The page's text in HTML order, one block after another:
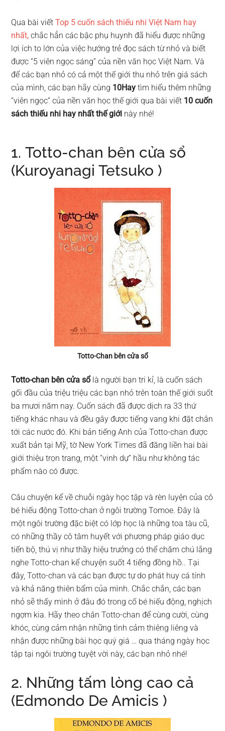
Qua bài viếtTop 5 cuốn sách thiếu nhi Việt Nam hay
nhất,chắc hẳn các bậc phụ huynh đã hiểu được những
lợi ích to lớn của việc hướng trẻ đọc sách từ nhỏ và biết
được “5 viên ngọc sáng” của nền văn học Việt Nam. Và
để các bạn nhỏ có cả một thế giới thu nhỏ trên giá sách
của mình, các bạn hãy cùng 10Haytìm hiểu thêm những
“viên ngọc” của nền văn học thế giới qua bài viết 10 cuốn
sách thiếu nhi hay nhất thế giới này nhé!
1. Totto-chan bên cửa sổ
(Kuroyanagi Tetsuko )
Totto-Chan bên cửa sổ
Totto-chan bên cửa sổlà người bạn tri kỉ, là cuốn sách
gối đầu của triệu triệu các bạn nhỏ trên toàn thế giới suốt
ba mươi năm nay. Cuốn sách đã được dịch ra 33 thứ
tiếng khác nhau và đều gây được tiếng vang khi đặt chân
tới các nước đó. Khi bản tiếng Anh của Totto-chan được
xuất bản tại Mỹ, tờ New York Times đã đăng liền hai bài
giới thiệu trọn trang, một “vinh dự” hầu như không tác
phẩm nào có được.
Câu chuyện kể về chuỗi ngày học tập và rèn luyện của cô
bé hiếu động Totto-chan ở ngôi trường Tomoe. Đây là
một ngôi trường đặc biệt có lớp học là những toa tàu cũ,
có những thầy cô tâm huyết với phương pháp giáo dục
tiến bộ, thú vị như thầy hiệu trưởng có thể chăm chú lắng
nghe Totto-chan kể chuyện suốt 4 tiếng đồng hồ.. Tại
đây, Totto-chan và các bạn được tự do phát huy cá tính
và khả năng thiên bẩm của mình. Chắc chắn, các bạn
nhỏ sẽ thấy mình ở đâu đó trong cố bé hiếu động, nghịch
ngợm kia. Hãy theo chân Totto-chan để cùng cười, cùng
khóc, cùng cảm nhận những tình cảm thiêng liêng và
nhận được những bài học quý giá … qua tháng ngày học
tập tại ngôi trường tuyệt vời này, các bạn nhỏ nhé!
2. Những tấm lòng cao cả
(Edmondo De Amicis )